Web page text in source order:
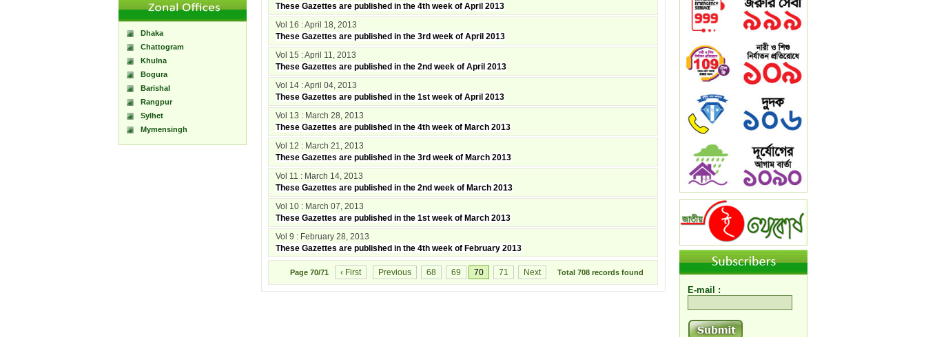
Dhaka
Chattogram
Khulna
Bogura
Barishal
Rangpur
Sylhet
Mymensingh
These Gazettes are published in the 4th week of April 2013
Vol 16 : April 18, 2013
These Gazettes are published in the 3rd week of April 2013
Vol 15 : April 11, 2013
These Gazettes are published in the 2nd week of April 2013
Vol 14 : April 04, 2013
These Gazettes are published in the 1st week of April 2013
Vol 13 : March 28, 2013
These Gazettes are published in the 4th week of March 2013
Vol 12 : March 21, 2013
These Gazettes are published in the 3rd week of March 2013
Vol 11 : March 14, 2013
These Gazettes are published in the 2nd week of March 2013
Vol 10 : March 07, 2013
These Gazettes are published in the 1st week of March 2013
Vol 9 : February 28, 2013
These Gazettes are published in the 4th week of February 2013
Page 70/71 ‹ First Previous 68 69 70 71 Next Total 708 records found
E-mail :